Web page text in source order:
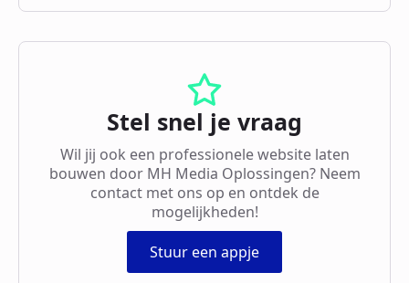
Stel snel je vraag
Wil jij ook een professionele website laten
bouwen door MH Media Oplossingen? Neem
contact met ons op en ontdek de
mogelijkheden!
Stuur een appje